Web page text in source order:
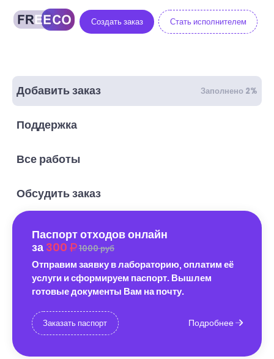
Создать заказ Стать исполнителем
Добавить заказ Заполнено 2%
Поддержка
Все работы
Обсудить заказ
Паспорт отходов онлайн
за 300 1000 руб
Отправим заявку в лабораторию, оплатим её
услуги и сформируем паспорт. Вышлем
готовые документы Вам на почту.
Заказать паспорт Подробнее